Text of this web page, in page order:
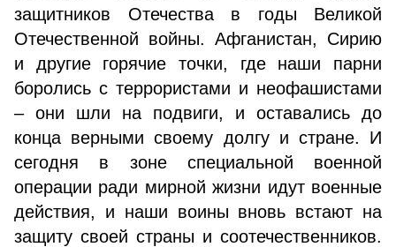
защитников Отечества в годы Великой
Отечественной войны. Афганистан, Сирию
и другие горячие точки, где наши парни
боролись с террористами и неофашистами
– они шли на подвиги, и оставались до
конца верными своему долгу и стране. И
сегодня в зоне специальной военной
операции ради мирной жизни идут военные
действия, и наши воины вновь встают на
защиту своей страны и соотечественников.